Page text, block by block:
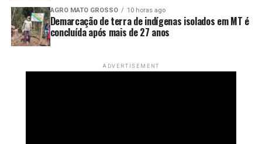
AGRO MATO GROSSO 10 horas ago
Demarcação de terra de indígenas isolados em MT é
concluída após mais de 27 anos
ADVERTISEMENT